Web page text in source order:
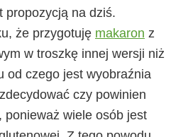
propozycją na dziś.
że przygotuję makaron z
w troszkę innej wersji niż
od czego jest wyobraźnia
czy powinien
ponieważ wiele osób jest